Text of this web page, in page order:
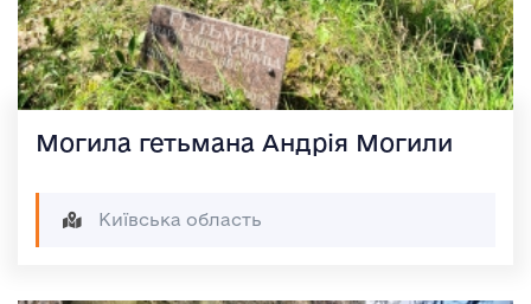
Могила гетьмана Андрія Могили
Київська область